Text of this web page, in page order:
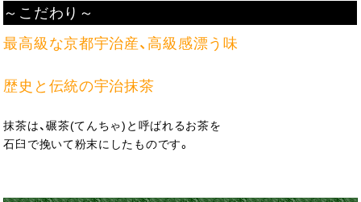
～こだわり～
最高級な京都宇治産、高級感漂う味
歴史と伝統の宇治抹茶
抹茶は、碾茶(てんちゃ)と呼ばれるお茶を
石臼で挽いて粉末にしたものです。